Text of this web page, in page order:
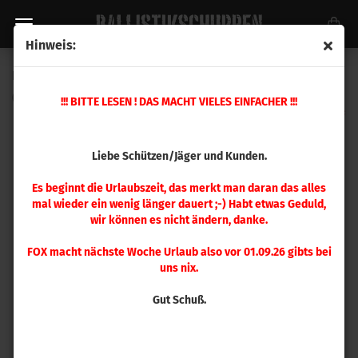
Hinweis:
!!! BITTE LESEN ! DAS MACHT VIELES EINFACHER !!!
Liebe Schützen/Jäger und Kunden.
Es beginnt die Urlaubszeit, das merkt man daran das alles
mal wieder ein wenig länger dauert ;-) Habt etwas Geduld,
wir können es nicht ändern, danke.
FOX macht nächste Woche Urlaub also vor 01.09.26 gibts bei
uns nix.
Gut Schuß.
7110)